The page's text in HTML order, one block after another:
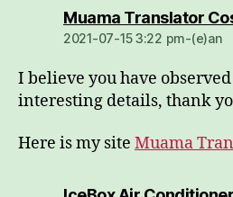
Muama Translator
2021-07-15 3:22 pm-(e)an
I believe you have
interesting details, thank
Here is my site Muama